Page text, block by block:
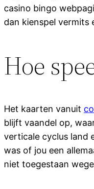
casino bingo
dan kienspel vermits
Hoe
Het kaarten vanuit
blijft vaandel op,
verticale cyclus land
was of jou een
niet toegestaan